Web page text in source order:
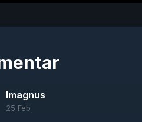
Imagnus
25 Feb